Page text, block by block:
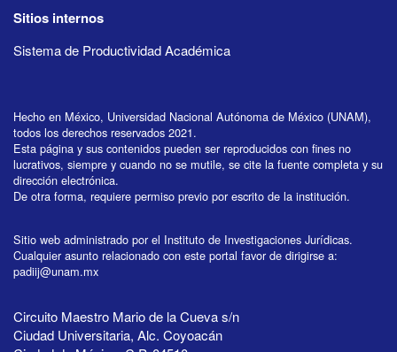
Sitios internos
Sistema de Productividad Académica
Hecho en México, Universidad Nacional Autónoma de México (UNAM),
todos los derechos reservados 2021.
Esta página y sus contenidos pueden ser reproducidos con fines no
lucrativos, siempre y cuando no se mutile, se cite la fuente completa y su
dirección electrónica.
De otra forma, requiere permiso previo por escrito de la institución.
Sitio web administrado por el Instituto de Investigaciones Jurídicas.
Cualquier asunto relacionado con este portal favor de dirigirse a:
padiij@unam.mx
Circuito Maestro Mario de la Cueva s/n
Ciudad Universitaria, Alc. Coyoacán